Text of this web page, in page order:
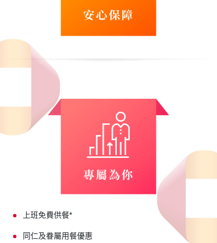
上班免費供餐*
同仁及眷屬用餐優惠